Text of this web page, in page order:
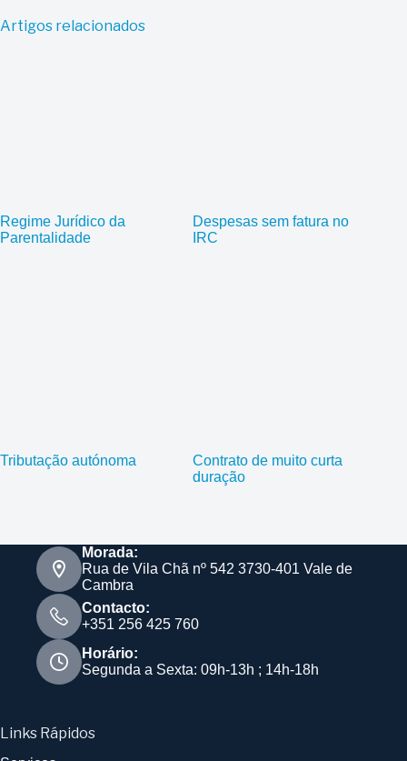
Artigos relacionados
Regime Jurídico da
Parentalidade
Despesas sem fatura no
IRC
Tributação autónoma
Contrato de muito curta
duração
Morada:
Rua de Vila Chã nº 542 3730-401 Vale de
Cambra
Contacto:
+351 256 425 760
Horário:
Segunda a Sexta: 09h-13h ; 14h-18h
Links Rápidos